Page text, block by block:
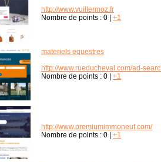
http://www.vuillermoz.fr
Nombre de points : 0 +1
materiels equestres
http://www.rueducheval.com/ad-
Nombre de points : 0 +1
http://www.premiumimmoneuf.com/
Nombre de points : 0 +1